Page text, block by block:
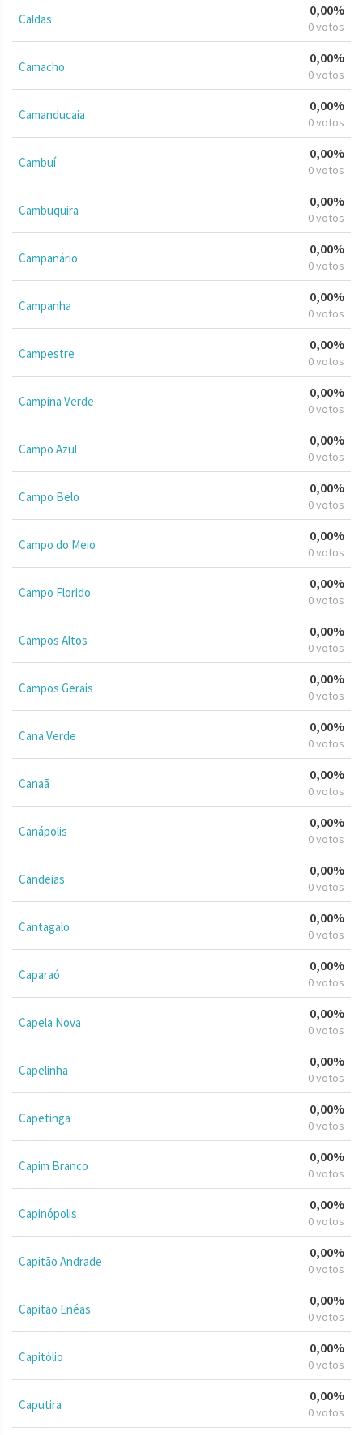
Caldas
0,00%
0 votos
Camacho
0,00%
0 votos
Camanducaia
0,00%
0 votos
Cambuí
0,00%
0 votos
Cambuquira
0,00%
0 votos
Campanário
0,00%
0 votos
Campanha
0,00%
0 votos
Campestre
0,00%
0 votos
Campina Verde
0,00%
0 votos
Campo Azul
0,00%
0 votos
Campo Belo
0,00%
0 votos
Campo do Meio
0,00%
0 votos
Campo Florido
0,00%
0 votos
Campos Altos
0,00%
0 votos
Campos Gerais
0,00%
0 votos
Cana Verde
0,00%
0 votos
Canaã
0,00%
0 votos
Canápolis
0,00%
0 votos
Candeias
0,00%
0 votos
Cantagalo
0,00%
0 votos
Caparaó
0,00%
0 votos
Capela Nova
0,00%
0 votos
Capelinha
0,00%
0 votos
Capetinga
0,00%
0 votos
Capim Branco
0,00%
0 votos
Capinópolis
0,00%
0 votos
Capitão Andrade
0,00%
0 votos
Capitão Enéas
0,00%
0 votos
Capitólio
0,00%
0 votos
Caputira
0,00%
0 votos